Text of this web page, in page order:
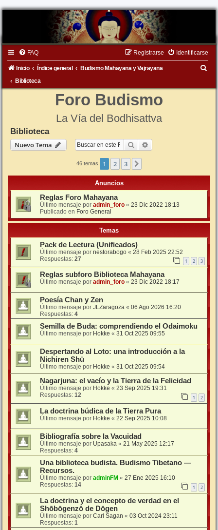
FAQ Identificarse
Registrarse
Inicio Índice general
Budismo Mahayana y Vajrayana
Biblioteca
Foro Budismo
La Vía del Bodhisattva
Biblioteca
Nuevo Tema
Buscar
46 temas 1 2 3
Anuncios
Reglas Foro Mahayana
Último mensaje por admin_foro « 23 Dic 2022 18:13
Publicado en Foro General
Temas
Pack de Lectura (Unificados)
Último mensaje por nestorabogo « 28 Feb 2025 22:52
Respuestas: 27 1 2 3
Reglas subforo Biblioteca Mahayana
Último mensaje por admin_foro « 23 Dic 2022 18:17
Poesía Chan y Zen
Último mensaje por JLZaragoza « 06 Ago 2026 16:20
Respuestas: 4
Semilla de Buda: comprendiendo el Odaimoku
Último mensaje por Hokke « 31 Oct 2025 09:55
Despertando al Loto: una introducción a la
Nichiren Shū
Último mensaje por Hokke « 31 Oct 2025 09:54
Nagarjuna: el vacío y la Tierra de la Felicidad
Último mensaje por Hokke « 23 Sep 2025 19:31
Respuestas: 12 1 2
La doctrina búdica de la Tierra Pura
Último mensaje por Hokke « 22 Sep 2025 10:08
Bibliografía sobre la Vacuidad
Último mensaje por Upasaka « 21 May 2025 12:17
Respuestas: 4
Una biblioteca budista. Budismo Tibetano —
Recursos.
Último mensaje por adminFM « 27 Ene 2025 16:10
Respuestas: 14 1 2
La doctrina y el concepto de verdad en el
Shōbōgenzō de Dōgen
Último mensaje por Carl Sagan « 03 Oct 2024 23:11
Respuestas: 1